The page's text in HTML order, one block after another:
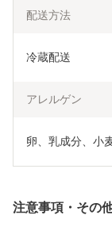
配送方法
冷蔵配送
アレルゲン
卵、乳成分、小
注意事項・その